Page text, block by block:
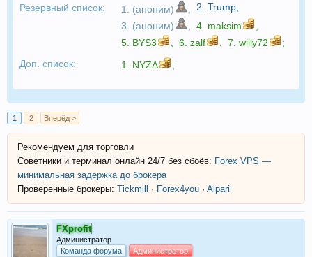
Резервный список:
1. (аноним) 2. Trump
3. (аноним)
4. maksim
5. BYS3 6. zalf 7. willy72
;
Доп. список:
1. NYZA ;
1 2 Вперёд >
Рекомендуем для торговли
Советники и терминал онлайн 24/7 без сбоёв: Forex VPS —
минимальная задержка до брокера
Проверенные брокеры: Tickmill · Forex4you · Alpari
FXprofit
Администратор
Команда форума
Администратор